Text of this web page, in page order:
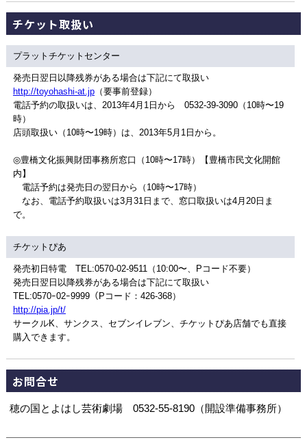
チケット取扱い
プラットチケットセンター
発売日翌日以降残券がある場合は下記にて取扱い
http://toyohashi-at.jp（要事前登録）
電話予約の取扱いは、2013年4月1日から 0532-39-3090（10時〜19
時）
店頭取扱い（10時〜19時）は、2013年5月1日から。
◎豊橋文化振興財団事務所窓口（10時〜17時）【豊橋市民文化開館
内】
電話予約は発売日の翌日から（10時〜17時）
なお、電話予約取扱いは3月31日まで、窓口取扱いは4月20日ま
で。
チケットぴあ
発売初日特電 TEL:0570-02-9511（10:00〜、Pコード不要）
発売日翌日以降残券がある場合は下記にて取扱い
TEL:0570ｰ02ｰ9999（Pコード：426-368）
http://pia.jp/t/
サークルK、サンクス、セブンイレブン、チケットぴあ店舗でも直接
購入できます。
お問合せ
穂の国とよはし芸術劇場 0532-55-8190（開設準備事務所）